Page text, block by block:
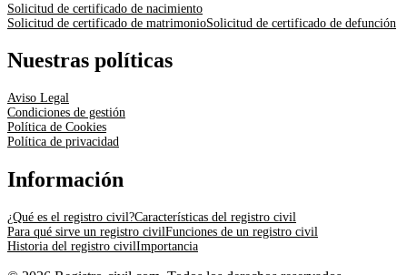
Solicitud de certificado de nacimiento
Solicitud de certificado de matrimonioSolicitud de certificado de defunción
Nuestras políticas
Aviso Legal
Condiciones de gestión
Política de Cookies
Política de privacidad
Información
¿Qué es el registro civil?Características del registro civil
Para qué sirve un registro civilFunciones de un registro civil
Historia del registro civilImportancia